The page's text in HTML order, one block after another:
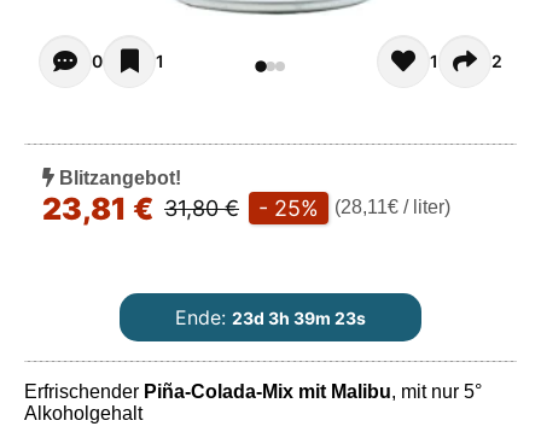
Opiniones - Zur Zeit gibt noch keinen Kommentar.
0 1 1 2
Blitzangebot!
23,81 € 31,80 € - 25% (28,11€ / liter)
Ende: 23d 3h 39m 23s
Erfrischender Piña-Colada-Mix mit Malibu, mit nur 5°
Alkoholgehalt